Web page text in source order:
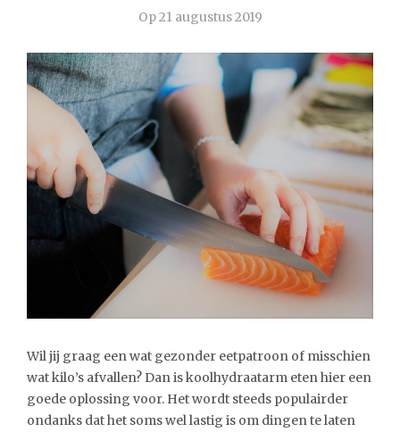
Op21 augustus 2019
Wil jij graag een wat gezonder eetpatroon of misschien
wat kilo’s afvallen? Dan is koolhydraatarm eten hier een
goede oplossing voor. Het wordt steeds populairder
ondanks dat het soms wel lastig is om dingen te laten